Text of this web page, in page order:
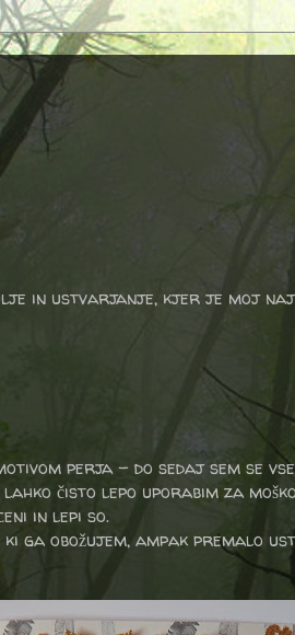
in ustvarjanje, kjer je
perja - do sedaj sem se
čisto lepo uporabim za
in lepi so.
ga obožujem, ampak premalo